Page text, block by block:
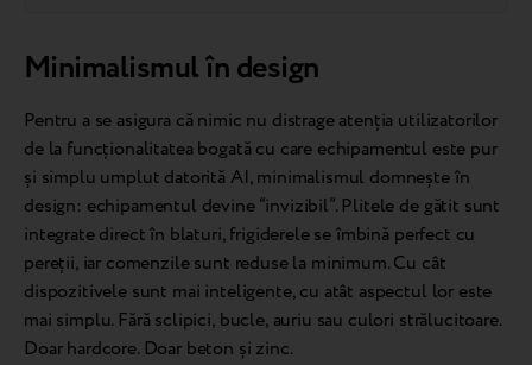
Minimalismul în design
Pentru a se asigura că nimic nu distrage atenția utilizatorilor
de la funcționalitatea bogată cu care echipamentul este pur
și simplu umplut datorită AI, minimalismul domnește în
design: echipamentul devine “invizibil”. Plitele de gătit sunt
integrate direct în blaturi, frigiderele se îmbină perfect cu
pereții, iar comenzile sunt reduse la minimum. Cu cât
dispozitivele sunt mai inteligente, cu atât aspectul lor este
mai simplu. Fără sclipici, bucle, auriu sau culori strălucitoare.
Doar hardcore. Doar beton și zinc.